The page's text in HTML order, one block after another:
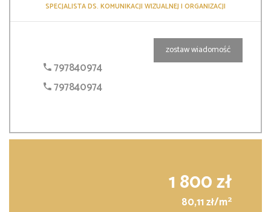
SPECJALISTA DS. KOMUNIKACJI WIZUALNEJ I ORGANIZACJI
797840974
797840974
zostaw wiadomość
1 800 zł
80,11 zł/m2